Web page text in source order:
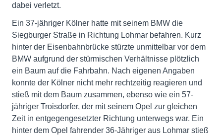
dabei verletzt.
Ein 37-jähriger Kölner hatte mit seinem BMW die
Siegburger Straße in Richtung Lohmar befahren. Kurz
hinter der Eisenbahnbrücke stürzte unmittelbar vor dem
BMW aufgrund der stürmischen Verhältnisse plötzlich
ein Baum auf die Fahrbahn. Nach eigenen Angaben
konnte der Kölner nicht mehr rechtzeitig reagieren und
stieß mit dem Baum zusammen, ebenso wie ein 57-
jähriger Troisdorfer, der mit seinem Opel zur gleichen
Zeit in entgegengesetzter Richtung unterwegs war. Ein
hinter dem Opel fahrender 36-Jähriger aus Lohmar stieß